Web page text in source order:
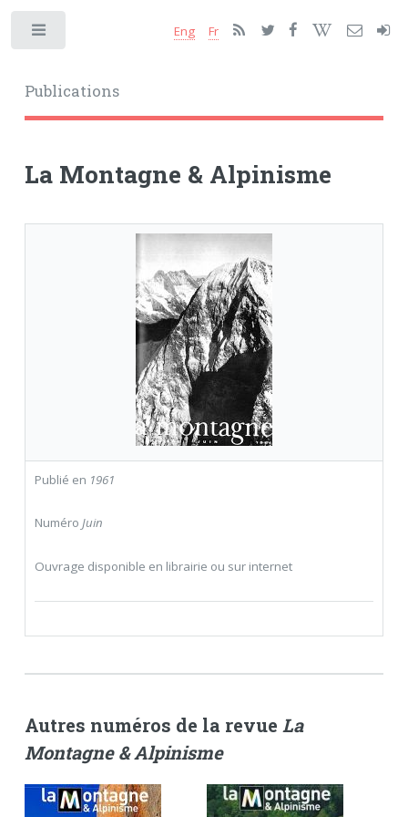
Publications
Eng Fr
La Montagne & Alpinisme
Publié en 1961
Numéro Juin
Ouvrage disponible en librairie ou sur internet
Autres numéros de la revue La
Montagne & Alpinisme